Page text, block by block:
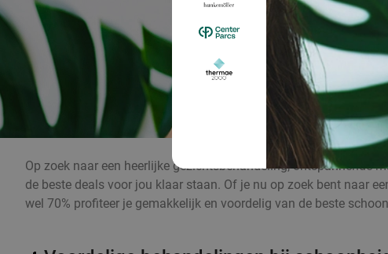
Op zoek naar een heerlijke gezichtsbehandeling, ontspannende
de beste deals voor jou klaar staan. Of je nu op zoek bent naar
wel 70% profiteer je gemakkelijk en voordelig van de beste